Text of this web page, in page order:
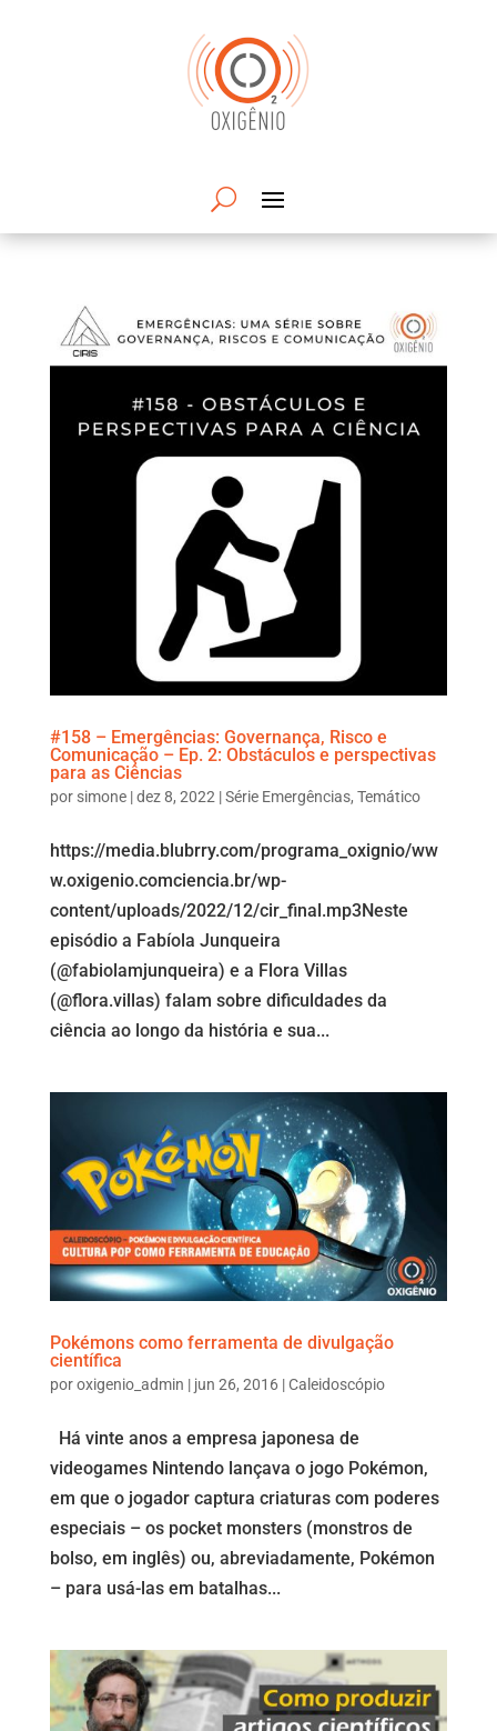
#158 – Emergências: Governança, Risco e
Comunicação – Ep. 2: Obstáculos e perspectivas
para as Ciências
por simone|dez 8, 2022|Série Emergências, Temático
https://media.blubrry.com/programa_oxignio/ww
w.oxigenio.comciencia.br/wp-
content/uploads/2022/12/cir_final.mp3Neste
episódio a Fabíola Junqueira
(@fabiolamjunqueira) e a Flora Villas
(@flora.villas) falam sobre dificuldades da
ciência ao longo da história e sua...
Pokémons como ferramenta de divulgação
científica
poroxigenio_admin | jun 26, 2016|Caleidoscópio
Há vinte anos a empresa japonesa de
videogames Nintendo lançava o jogo Pokémon,
em que o jogador captura criaturas com poderes
especiais – os pocket monsters (monstros de
bolso, em inglês) ou, abreviadamente, Pokémon
– para usá-las em batalhas...